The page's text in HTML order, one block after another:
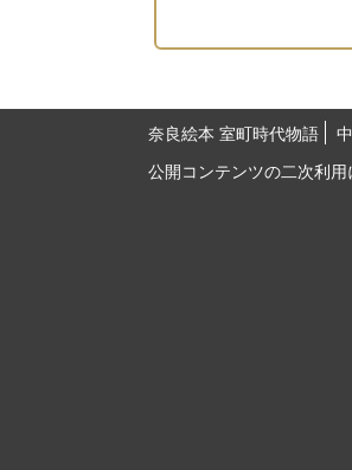
奈良絵本 室町時代物語
公開コンテンツの二次利用